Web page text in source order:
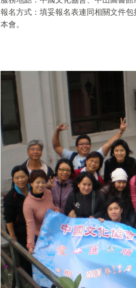
報名方式：填妥報名表連同相關文件
本會。